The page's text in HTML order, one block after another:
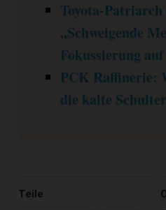
Toyota-
„Schweigende
Fokussierung
PCK Raffinerie:
die kalte
Teile